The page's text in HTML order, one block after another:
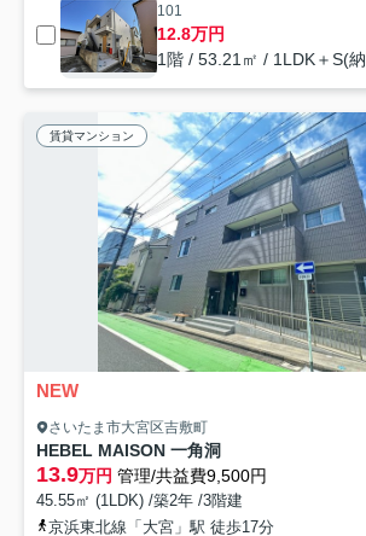
101
12.8万円
1階 / 53.21㎡ / 1LDK＋S(
賃貸マンション
NEW
さいたま市大宮区吉敷町
HEBEL MAISON 一角洞
13.9万円 管理/共益費9,500円
45.55㎡ (1LDK) /築2年 /3階建
京浜東北線「大宮」駅 徒歩17分